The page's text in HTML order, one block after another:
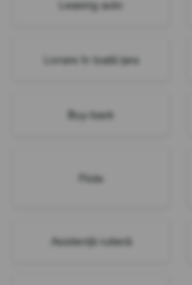
Leasing auto
Livrare în toată țara
Buy-back
Flote
Asistență rutieră